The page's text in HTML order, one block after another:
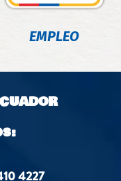
EMPLEO
4227